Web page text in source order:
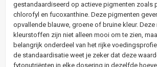
gestandaardiseerd op actieve pigmenten zoals
chlorofyl en fucoxanthine. Deze pigmenten
opvallende blauwe, groene of bruine kleur. Deze
kleurstoffen zijn niet alleen mooi om te zien,
belangrijk onderdeel van het rijke
de standaardisatie weet je zeker dat deze
fytonutriënten in elke dosering in dezelfde